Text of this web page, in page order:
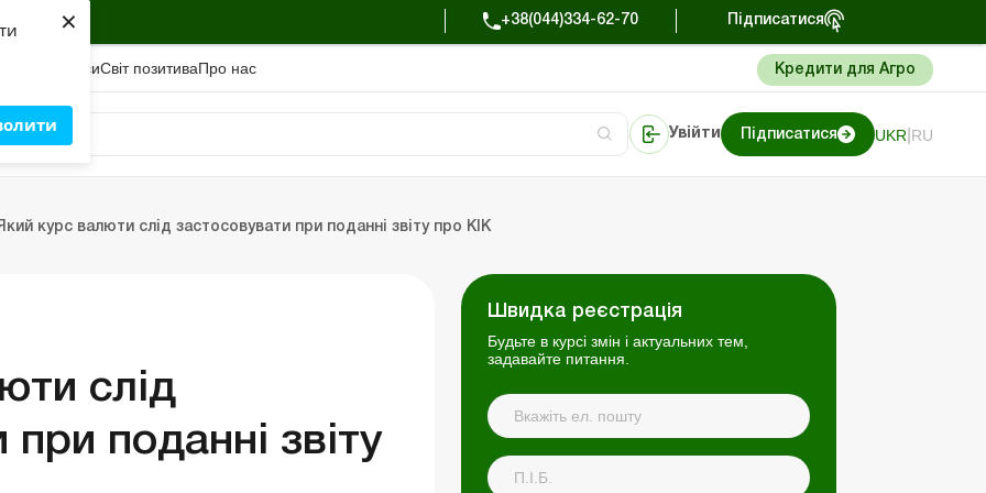
× +38(044)334-62-70 Підписатися
СервісиСвiт позитиваПро нас Кредити для Агро
Увійти Підписатися UKR RU
курс валюти слід застосовувати при поданні звіту про КІК
слід
поданні звіту
Швидка реєстрація
Будьте в курсі змін і актуальних тем,
задавайте питання.